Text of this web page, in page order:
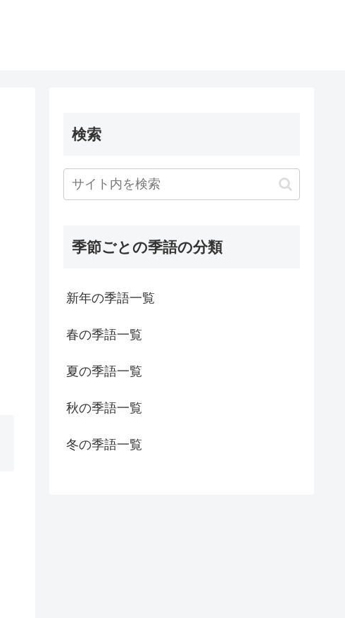
検索
季節ごとの季語の分類
新年の季語一覧
春の季語一覧
夏の季語一覧
秋の季語一覧
冬の季語一覧